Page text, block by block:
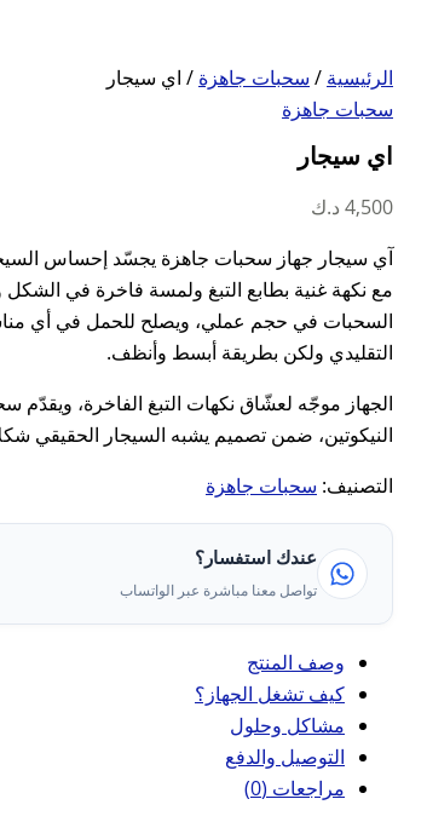
الرئيسية / سحبات جاهزة / اي سيجار
سحبات جاهزة
اي سيجار
4,500 د.ك
آي سيجار جهاز سحبات جاهزة يجسّد إحساس
مع نكهة غنية بطابع التبغ ولمسة فاخرة في
السحبات في حجم عملي، ويصلح للحمل في أي
التقليدي ولكن بطريقة أبسط وأنظف.
الجهاز موجّه لعشّاق نكهات التبغ الفاخرة، ويقدّم
النيكوتين، ضمن تصميم يشبه السيجار الحقيقي
التصنيف: سحبات جاهزة
عندك استفسار؟
تواصل معنا مباشرة عبر الواتساب
وصف المنتج
كيف تشغل الجهاز؟
مشاكل وحلول
التوصيل والدفع
مراجعات (0)